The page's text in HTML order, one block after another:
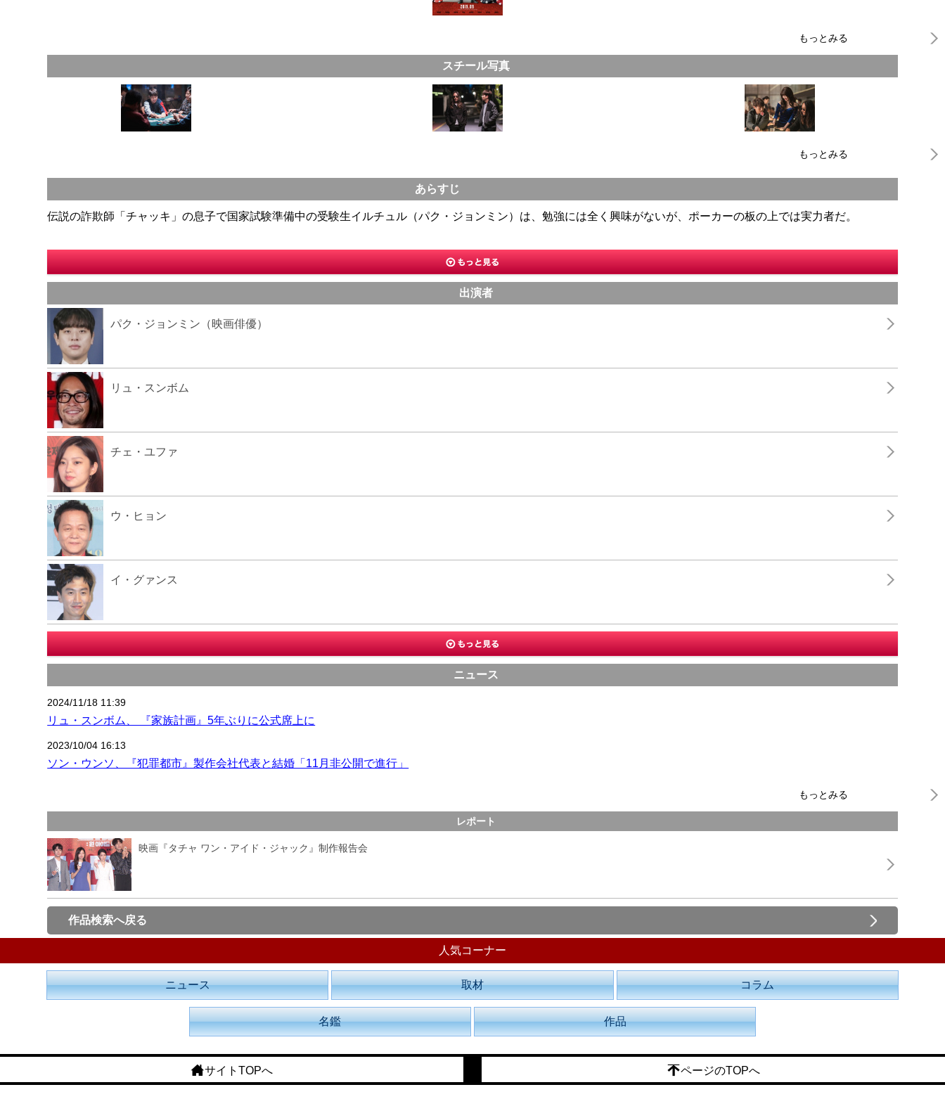
もっとみる
スチール写真
もっとみる
あらすじ
伝説の詐欺師「チャッキ」の息子で国家試験準備中の受験生イルチュル（パク・ジョンミン）は、勉強には全く興味がないが、ポーカーの板の上では実力者だ。
出演者
パク・ジョンミン（映画俳優）
リュ・スンボム
チェ・ユファ
ウ・ヒョン
イ・グァンス
ニュース
2024/11/18 11:39
リュ・スンボム、 『家族計画』5年ぶりに公式席上に
2023/10/04 16:13
ソン・ウンソ、『犯罪都市』製作会社代表と結婚「11月非公開で進行」
もっとみる
レポート
映画『タチャ ワン・アイド・ジャック』制作報告会
作品検索へ戻る
人気コーナー
ニュース 取材 コラム
名鑑 作品
サイトTOPへ ページのTOPへ